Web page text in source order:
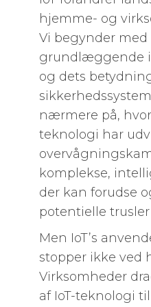
hjemme- og
Vi begynder med
grundlæggende
og dets
nærmere på,
teknologi har
komplekse,
der kan forudse
potentielle
Men IoT’s
stopper ikke ved
Virksomheder
af IoT-teknologi